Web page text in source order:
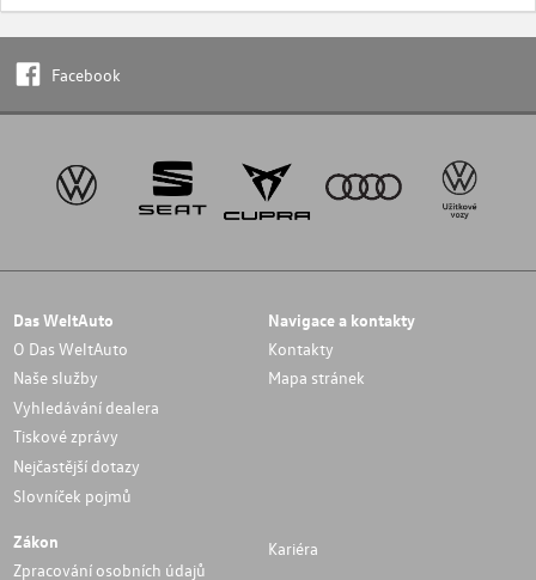
Facebook
Das WeltAuto
O Das WeltAuto
Naše služby
Vyhledávání dealera
Tiskové zprávy
Nejčastější dotazy
Slovníček pojmů
Navigace a kontakty
Kontakty
Mapa stránek
Zákon
Zpracování osobních údajů
Kariéra